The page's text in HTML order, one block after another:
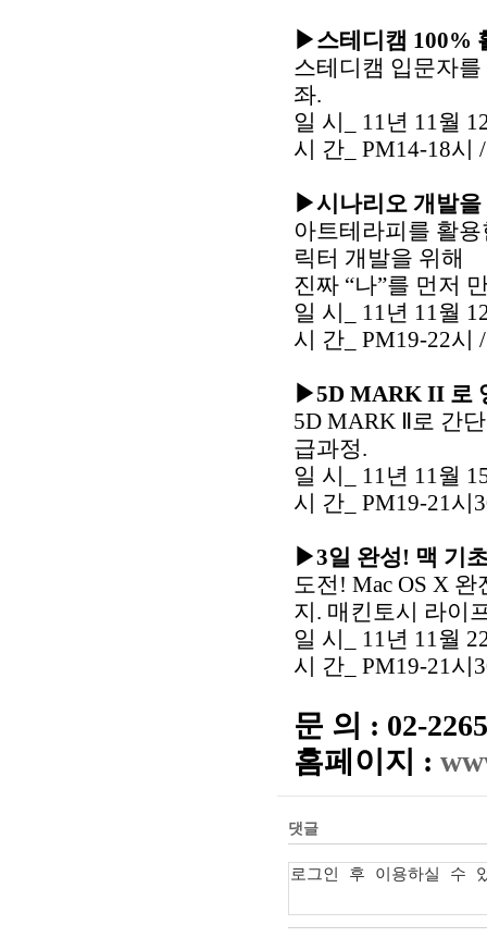
▶스테디캠 100%
스테디캠 입문자
좌.
일 시_ 11년 11월
시 간_ PM14-18시
▶시나리오 개발
아트테라피를 활
릭터 개발을 위해
진짜 “나”를 먼저
일 시_ 11년 11월
시 간_ PM19-22시
▶5D MARK II 로
5D MARK Ⅱ로 간
급과정.
일 시_ 11년 11월
시 간_ PM19-21시
▶3일 완성! 맥 기
도전! Mac OS X
지. 매킨토시 라이
일 시_ 11년 11월
시 간_ PM19-21시
문 의 : 02-
홈페이지 :